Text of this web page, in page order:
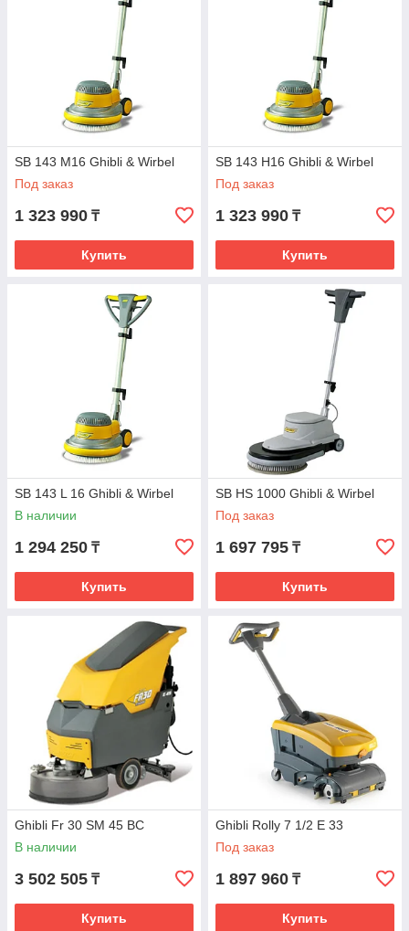
SB 143 М16 Ghibli & Wirbel
Под заказ
1 323 990 ₸
Купить
SB 143 Н16 Ghibli & Wirbel
Под заказ
1 323 990 ₸
Купить
SB 143 L 16 Ghibli & Wirbel
В наличии
1 294 250 ₸
Купить
SB HS 1000 Ghibli & Wirbel
Под заказ
1 697 795 ₸
Купить
Ghibli Fr 30 SM 45 BC
В наличии
3 502 505 ₸
Купить
Ghibli Rolly 7 1/2 E 33
Под заказ
1 897 960 ₸
Купить